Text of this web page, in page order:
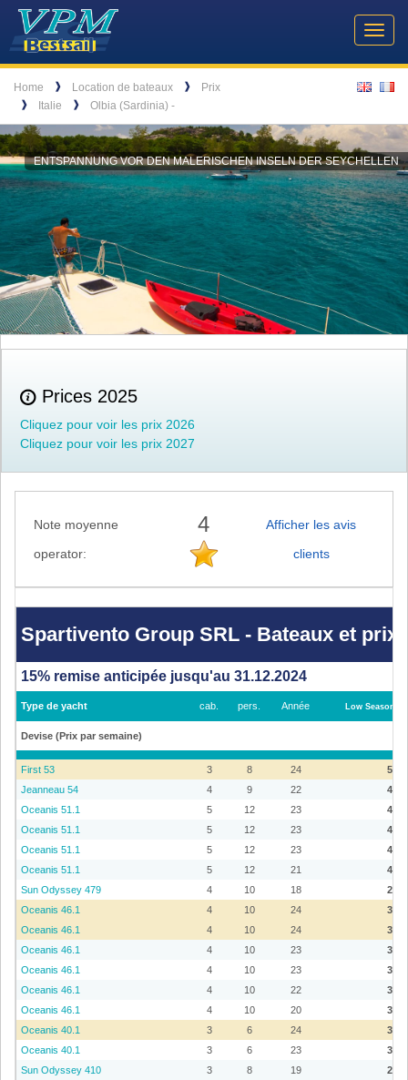
VPM
Yachtcharter
Navigation
Breadcrumb
Home ❱ Location de bateaux ❱ Prix
❱ Italie ❱ Olbia (Sardinia) -
Language
ENTSPANNUNG VOR DEN MALERISCHEN INSELN DER SEYCHELLEN
Prices 2025
Cliquez pour voir les prix 2026
Cliquez pour voir les prix 2027
Note moyenne
operator:
4
Afficher les avis
clients
Group
Bateaux
prix
2025
Olbia
(Sardinia)
Spartivento Group SRL - Bateaux et prix
15% remise anticipée jusqu'au 31.12.2024
Type de yacht cab. pers. Année Low Season -
Devise (Prix par semaine)
First 53 3 8 24
Jeanneau 54
4 9 22
Oceanis 51.1
5 12 23
Oceanis 51.1
5 12 23
Oceanis 51.1
5 12 23
Oceanis 51.1
5 12 21
Sun Odyssey 479
4 10 18
Oceanis 46.1
4 10 24
Oceanis 46.1
4 10 24
Oceanis 46.1
4 10 23
Oceanis 46.1
4 10 23
Oceanis 46.1
4 10 22
Oceanis 46.1
4 10 20
Oceanis 40.1
3 6 24
Oceanis 40.1
3 6 23
Sun Odyssey 410
3 8 19